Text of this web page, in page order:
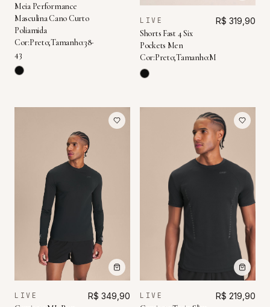
Meia Performance
Masculina Cano Curto
Poliamida
Cor:Preto;Tamanho:38-
43
LIVE
Shorts Fast 4 Six
Pockets Men
Cor:Preto;Tamanho:M
R$ 319,90
LIVE R$ 349,90 LIVE R$ 219,90